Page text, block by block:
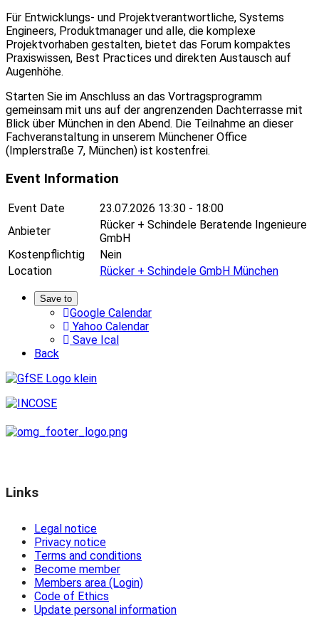
Für Entwicklungs- und Projektverantwortliche, Systems
Engineers, Produktmanager und alle, die komplexe
Projektvorhaben gestalten, bietet das Forum kompaktes
Praxiswissen, Best Practices und direkten Austausch auf
Augenhöhe.
Starten Sie im Anschluss an das Vortragsprogramm
gemeinsam mit uns auf der angrenzenden Dachterrasse mit
Blick über München in den Abend. Die Teilnahme an dieser
Fachveranstaltung in unserem Münchener Office
(Implerstraße 7, München) ist kostenfrei.
Event Information
Event Date 23.07.2026 13:30 - 18:00
Anbieter
Rücker + Schindele Beratende Ingenieure
GmbH
Kostenpflichtig
Nein
Location
Rücker + Schindele GmbH München
Save to
Google Calendar
Yahoo Calendar
Save Ical
Back
Links
Legal notice
Privacy notice
Terms and conditions
Become member
Members area (Login)
Code of Ethics
Update personal information